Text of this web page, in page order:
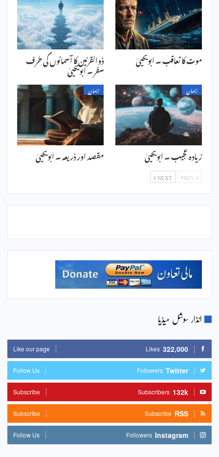
موت کا تعاقب ۔ ابویحییٰ ذوالقرنین کا آسمانوں کی طرف
سفر ۔ ابویحییٰ
ایمان
زیادہ عجیب ۔ ابویحییٰ
ایمان
مقصد اور ذریعہ ۔ ابویحییٰ
NEXT
انذار سوشل میڈیا
322,000
Likes
Like our page
Twitter
Followers
Follow Us
132k
Subscribers
Subscribe
RSS
Subscribe
Subscribe
Instagram
Followers
Follow Us